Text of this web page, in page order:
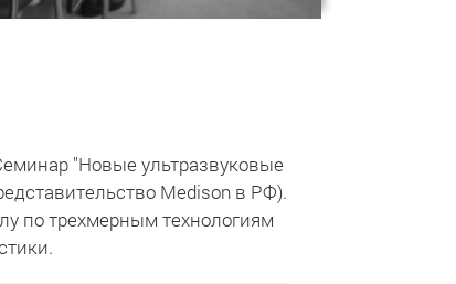
"Новые ультразвуковые
Medison в РФ).
по трехмерным технологиям